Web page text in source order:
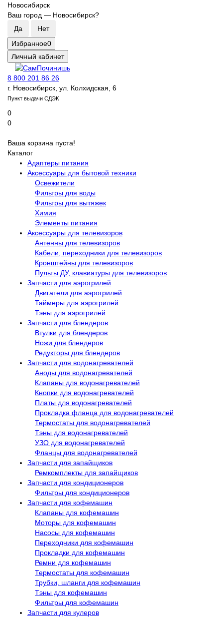
Новосибирск
Ваш город — Новосибирск?
Избранное0
Личный кабинет
8 800 201 86 26
г. Новосибирск, ул. Колхидская, 6
Пункт выдачи СДЭК
0
0
Ваша корзина пуста!
Каталог
Адаптеры питания
Аксессуары для бытовой техники
Освежители
Фильтры для воды
Фильтры для вытяжек
Химия
Элементы питания
Аксессуары для телевизоров
Антенны для телевизоров
Кабели, переходники для телевизоров
Кронштейны для телевизоров
Пульты ДУ, клавиатуры для телевизоров
Запчасти для аэрогрилей
Двигатели для аэрогрилей
Таймеры для аэрогрилей
Тэны для аэрогрилей
Запчасти для блендеров
Втулки для блендеров
Ножи для блендеров
Редукторы для блендеров
Запчасти для водонагревателей
Аноды для водонагревателей
Клапаны для водонагревателей
Кнопки для водонагревателей
Платы для водонагревателей
Прокладка фланца для водонагревателей
Термостаты для водонагревателей
Тэны для водонагревателей
УЗО для водонагревателей
Фланцы для водонагревателей
Запчасти для запайщиков
Ремкомплекты для запайщиков
Запчасти для кондиционеров
Фильтры для кондиционеров
Запчасти для кофемашин
Клапаны для кофемашин
Моторы для кофемашин
Насосы для кофемашин
Переходники для кофемашин
Прокладки для кофемашин
Ремни для кофемашин
Термостаты для кофемашин
Трубки, шланги для кофемашин
Тэны для кофемашин
Фильтры для кофемашин
Запчасти для кулеров